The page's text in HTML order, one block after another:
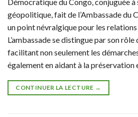
géopolitique, fait de l’Ambassade du
un point névralgique pour les relations
L’ambassade se distingue par son rôle
facilitant non seulement les
également en aidant à la
CONTINUER LA LECTURE →